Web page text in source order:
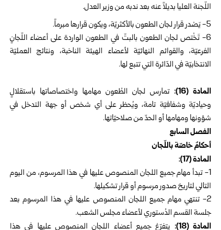
اللّجنة العليا بديلاً عنه بعد ندبه من وزير العدل.
5- يَصْدر قرار لجان الطعون بالأكثريّة، ويكون قرارها مبرماً.
6- تَخْتص لجان الطعون بالبتّ في الطعون الواردة على أعضاء اللّجانٍ
الفرعيّة، والقوائم النهائيّة لأعضاء الهيئة الناخبة، ونتائج العمليّة
الانتخابيّة في الدّائرة التي تتبع لها.
المادة (16):
تمارس لجان الطُعون مهامها واختصاصاتها باستقلالٍ
وحياديّة وشفافيّة تامة، ويُحظر على أي شخص أو جهة التدخل في
شؤونها ومهامها أو الحدّ من صلاحيّاتها.
الفصل السابع
أحكامٌ خاصّة باللّجان
المادة (17):‏
1-‏ تبدأ مهام جميع اللجان المنصوص عليها في هذا المرسوم، من اليوم
التالي لتاريخ صدور مرسوم أو قرار تشكيلها.
2- تنتهي مهام جميع اللجان المنصوص عليها في هذا المرسوم بعد
جلسة القسم الدُستوري لأعضاء مجلس الشعب.
المادة (18):
يتفرّغ جميع أعضاء اللجان المنصوص عليها في هذا